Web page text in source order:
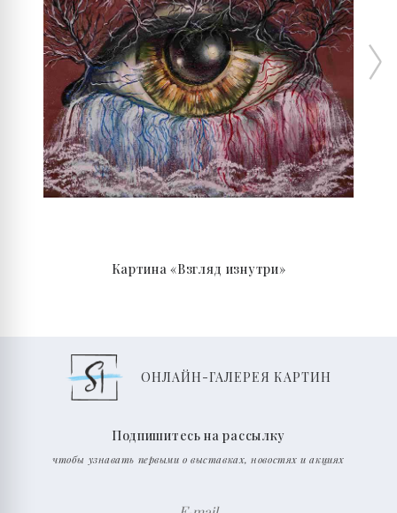
Картина «Взгляд изнутри»
ОНЛАЙН-ГАЛЕРЕЯ КАРТИН
Подпишитесь на рассылку
чтобы узнавать первыми о выставках, новостях и акциях